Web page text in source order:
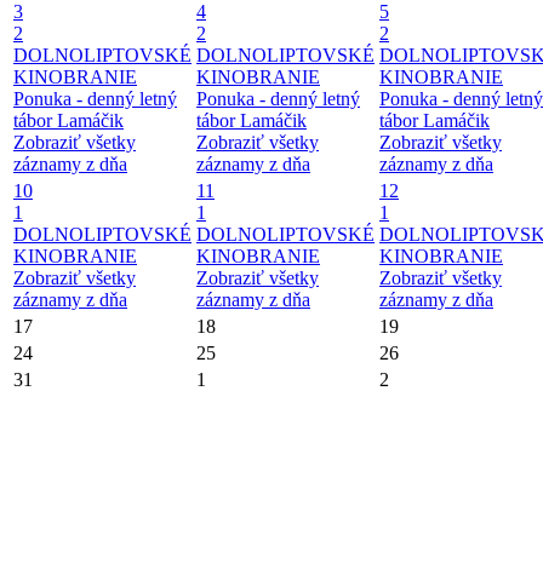
3
2
DOLNOLIPTOVSKÉ
KINOBRANIE
Ponuka - denný letný
tábor Lamáčik
Zobraziť všetky
záznamy z dňa
4
2
DOLNOLIPTOVSKÉ
KINOBRANIE
Ponuka - denný letný
tábor Lamáčik
Zobraziť všetky
záznamy z dňa
5
2
KINOBRANIE
Ponuka - denný letný
tábor Lamáčik
Zobraziť všetky
záznamy z dňa
10
1
DOLNOLIPTOVSKÉ
KINOBRANIE
Zobraziť všetky
záznamy z dňa
11
1
DOLNOLIPTOVSKÉ
KINOBRANIE
Zobraziť všetky
záznamy z dňa
12
1
KINOBRANIE
Zobraziť všetky
záznamy z dňa
17
18
19
24
25
26
31
1 2